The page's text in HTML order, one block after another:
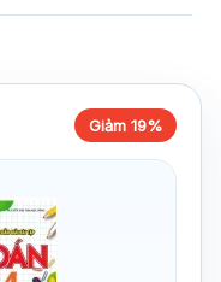
Giảm 19%